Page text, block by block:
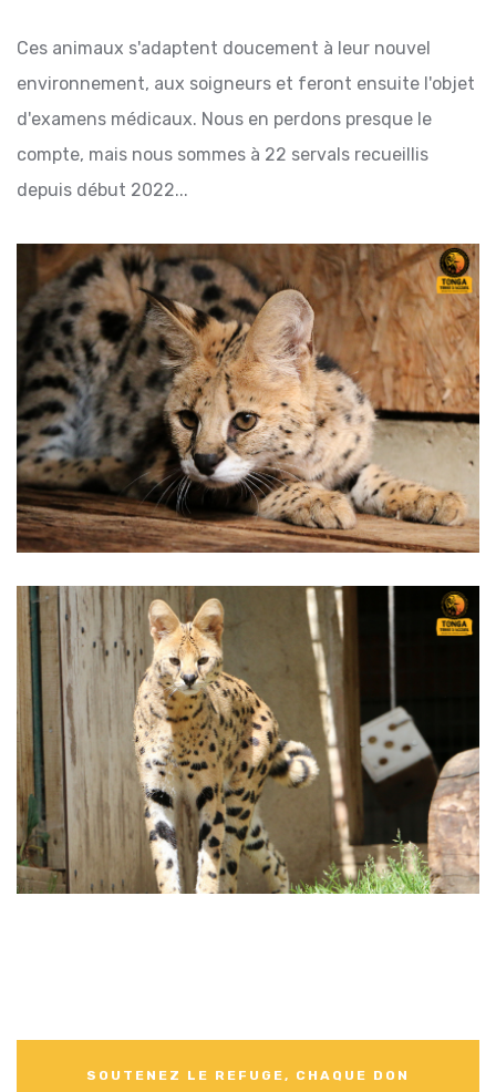
Ces animaux s'adaptent doucement à leur nouvel
environnement, aux soigneurs et feront ensuite l'objet
d'examens médicaux. Nous en perdons presque le
compte, mais nous sommes à 22 servals recueillis
depuis début 2022...
SOUTENEZ LE REFUGE, CHAQUE DON